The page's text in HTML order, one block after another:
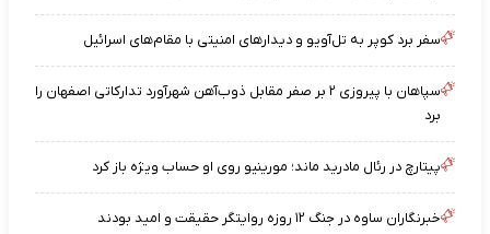
سفر برد کوپر به تل‌آویو و دیدارهای امنیتی با مقام‌های اسرائیل
سپاهان با پیروزی ۲ بر صفر مقابل ذوب‌آهن شهرآورد تدارکاتی اصفهان را
برد
پیتارچ در رئال مادرید ماند؛ مورینیو روی او حساب ویژه باز کرد
خبرنگاران ساوه در جنگ ۱۲ روزه روایتگر حقیقت و امید بودند